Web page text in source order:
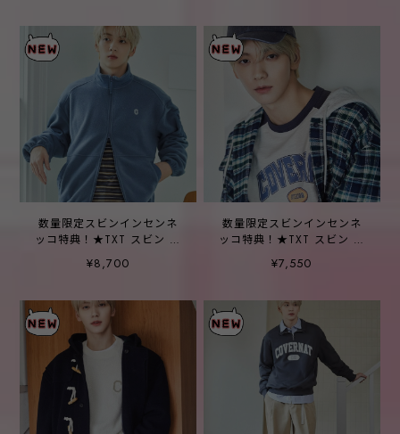
数量限定スビンインセンネ
ッコ特典！★TXT スビン 着
用！【COVERNAT】Warm-
on-Fleece Jacket _2color
¥8,700
数量限定スビンインセンネ
ッコ特典！★TXT スビン 着
用！【COVERNAT】Slub
Raglan Archrogo Long
¥7,550